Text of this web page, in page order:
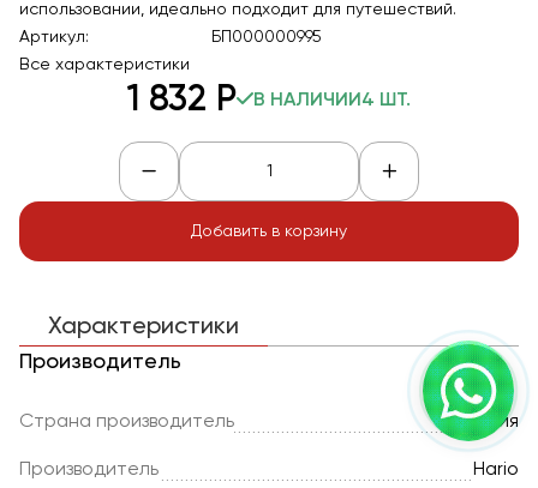
использовании, идеально подходит для путешествий.
Артикул:
БП000000995
Все характеристики
1 832 Р В НАЛИЧИИ 4 ШТ.
Добавить в корзину
Характеристики
Производитель
Страна производитель Япония
Производитель Hario